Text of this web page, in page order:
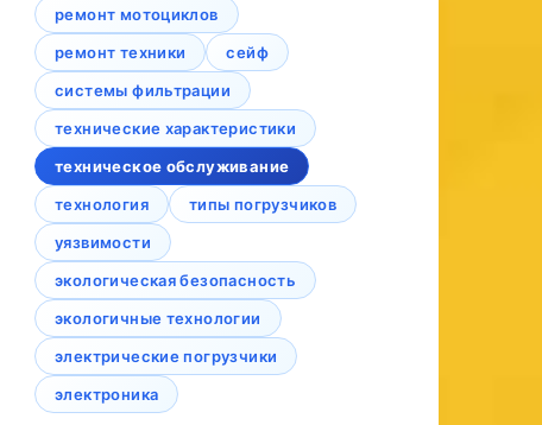
ремонт мотоциклов
ремонт техники
сейф
системы фильтрации
технические характеристики
техническое обслуживание
технология
типы погрузчиков
уязвимости
экологическая безопасность
экологичные технологии
электрические погрузчики
электроника